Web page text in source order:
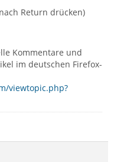
Return drücken)
Kommentare und
im deutschen Firefox-
viewtopic.php?